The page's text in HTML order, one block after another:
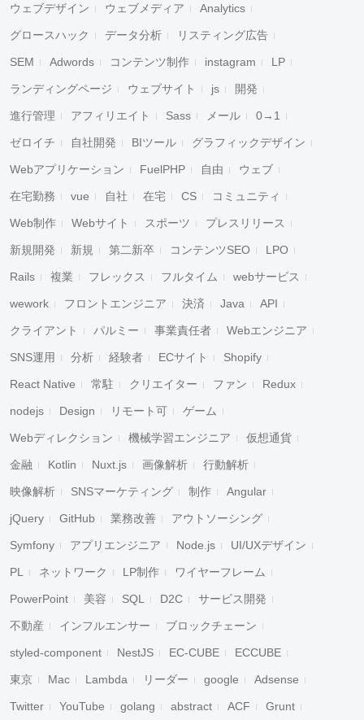
キャンセル 検索
ウェブデザイン ウェブメディア Analytics
グロースハック データ分析 リスティング広告
SEM Adwords コンテンツ制作 instagram LP
ランディングページ ウェブサイト js 開発
進行管理 アフィリエイト Sass メール 0→1
ゼロイチ 自社開発 BIツール グラフィックデザイン
Webアプリケーション FuelPHP 自由 ウェブ
在宅勤務 vue 自社 在宅 CS コミュニティ
Web制作 Webサイト スポーツ プレスリリース
新規開発 新規 第二新卒 コンテンツSEO LPO
Rails 複業 フレックス フルタイム webサービス
wework フロントエンジニア 決済 Java API
クライアント パルミー 事業責任者 Webエンジニア
SNS運用 分析 経験者 ECサイト Shopify
React Native 常駐 クリエイター ファン Redux
nodejs Design リモート可 ゲーム
Webディレクション 機械学習エンジニア 仮想通貨
金融 Kotlin Nuxt.js 画像解析 行動解析
映像解析 SNSマーケティング 制作 Angular
jQuery GitHub 業務改善 アウトソーシング
Symfony アプリエンジニア Node.js UI/UXデザイン
PL ネットワーク LP制作 ワイヤーフレーム
PowerPoint 美容 SQL D2C サービス開発
不動産 インフルエンサー ブロックチェーン
styled-component NestJS EC-CUBE ECCUBE
東京 Mac Lambda リーダー google Adsense
Twitter YouTube golang abstract ACF Grunt